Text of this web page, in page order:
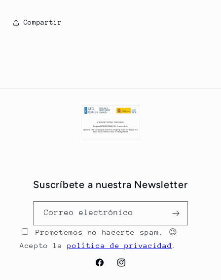
Compartir
Suscríbete a nuestra Newsletter
Correo electrónico
Prometemos no hacerte spam. 😉
Acepto lapolítica de privacidad
FacebookInstagram